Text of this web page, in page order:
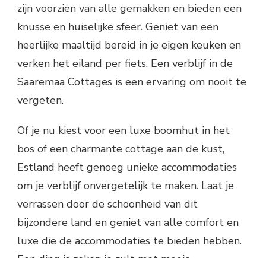
zijn voorzien van alle gemakken en bieden een
knusse en huiselijke sfeer. Geniet van een
heerlijke maaltijd bereid in je eigen keuken en
verken het eiland per fiets. Een verblijf in de
Saaremaa Cottages is een ervaring om nooit te
vergeten.
Of je nu kiest voor een luxe boomhut in het
bos of een charmante cottage aan de kust,
Estland heeft genoeg unieke accommodaties
om je verblijf onvergetelijk te maken. Laat je
verrassen door de schoonheid van dit
bijzondere land en geniet van alle comfort en
luxe die de accommodaties te bieden hebben.